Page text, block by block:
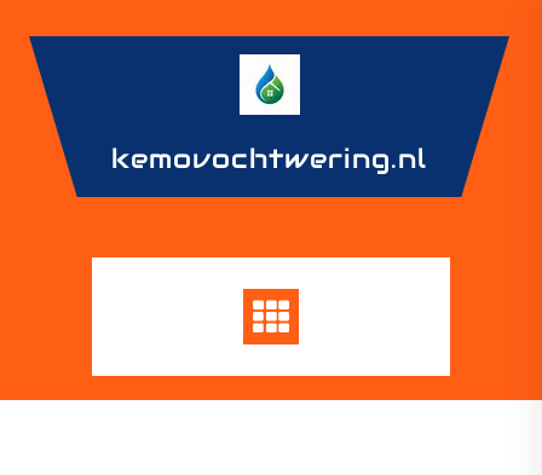
content
kemovochtwering.nl